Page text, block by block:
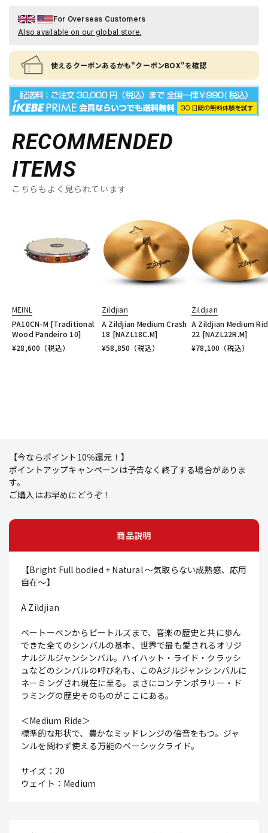
For Overseas Customers
Also available on our global store.
使えるクーポンあるかも"クーポンBOX"を確認
RECOMMENDED
ITEMS
こちらもよく見られています
MEINL
PA10CN-M [Traditional
Wood Pandeiro 10]
¥28,600 （税込）
Zildjian
A Zildjian Medium Crash
18 [NAZL18C.M]
¥58,850 （税込）
Zildjian
A Zildjian Medium
22 [NAZL22R.M]
¥78,100 （税込）
【今ならポイント10％還元！】
ポイントアップキャンペーンは予告なく終了する場合がありま
す。
ご購入はお早めにどうぞ！
商品説明
【Bright Full bodied + Natural ～気取らない成熟感、応用
自在～】
A Zildjian
ベートーベンからビートルズまで、音楽の歴史と共に歩ん
できた全てのシンバルの基本、世界で最も愛されるオリジ
ナルジルジャンシンバル。ハイハット・ライド・クラッシ
ュなどのシンバルの呼び名も、このAジルジャンシンバルに
ネーミングされ現在に至る。まさにコンテンポラリー・ド
ラミングの歴史そのものがここにある。
＜Medium Ride＞
標準的な形状で、豊かなミッドレンジの倍音をもつ。ジャ
ンルを問わず使える万能のベーシックライド。
サイズ：20
ウェイト：Medium